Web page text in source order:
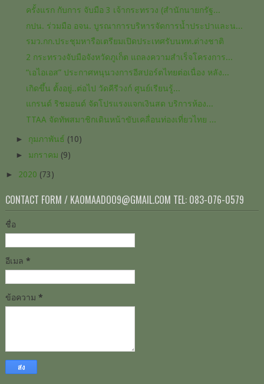
ครั้งแรก กับการ จับมือ 3 เจ้ากระทรวง (สำนักนายกรัฐ...
กปน. ร่วมมือ อจน. บูรณาการบริหารจัดการน้ำประปาและน...
รมว.กก.ประชุมหารือเตรียมเปิดประเทศ​รับนทท.ต่างชาติ​
2 กระทรวงจับมือจังหวัดภูเก็ต แถลงความสำเร็จโครงการ...
“เอไอเอส” ประกาศหนุนวงการอีสปอร์ตไทยต่อเนื่อง หลัง...
เกิดขึ้น ตั้งอยู่..ต่อไป วัดคีรีวงก์ ศูนย์เรียนรู้...
แกรนด์​ ริชมอนด์​ จัดโปรแรง​แจกเงิน​สด บริการ​ห้อง...
TTAA จัดทัพสมาชิกเดินหน้าขับเคลื่อนท่องเที่ยวไทย ...
► กุมภาพันธ์ (10)
► มกราคม (9)
► 2020 (73)
CONTACT FORM / KAOMAADOO9@GMAIL.COM TEL: 083-076-0579
ชื่อ
อีเมล *
ข้อความ *